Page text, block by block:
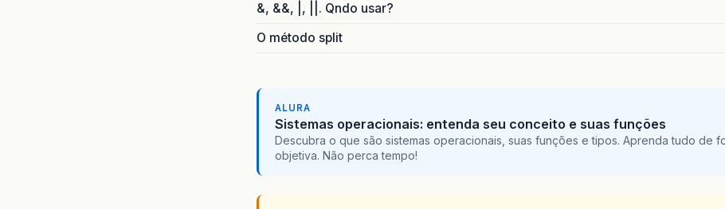
&, &&, |, ||. Qndo usar?
O método split
ALURA
Sistemas operacionais: entenda seu conceito e suas funções
Descubra o que são sistemas operacionais, suas funções e tipos. Aprenda tudo de
objetiva. Não perca tempo!